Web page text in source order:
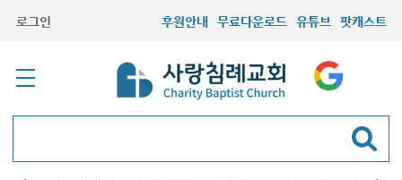
로그인 후원안내 무료다운로드 유튜브 팟캐스트